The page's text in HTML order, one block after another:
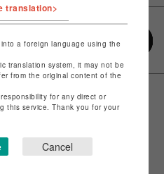
translation>
a foreign language using the
translation system, it may not be
from the original content of the
for any direct or
this service. Thank you for your
Cancel